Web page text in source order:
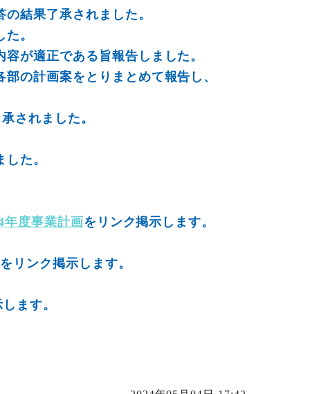
結果了承されました。
。
が適正である旨報告しました。
の計画案をとりまとめて報告し、
されました。
た。
度事業計画をリンク掲示します。
をリンク掲示します。
ます。